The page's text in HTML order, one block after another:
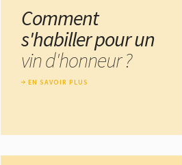
Comment
s'habiller pour un
vin d'honneur ?
EN SAVOIR PLUS